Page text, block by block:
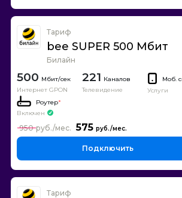
Тариф
bee SUPER 500 Мбит
Билайн
500
Интернет GPON
221 Каналов
Телевидение
Моб.
Услуги
Роутер*
Включен
575
950
Подключить
Тариф